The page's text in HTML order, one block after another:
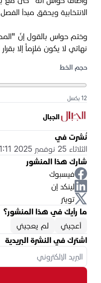
الانتخابية ويحقق مبدأ
وختم حواس بالقول إنّ
نهائي لا يكون مُلزِماً إلا
حجم الخط
12 بكسل
الجبال
نُشرت في
الثلاثاء 25 نوفمبر 2025 01:11 م
شارك هذا المنشور
فيسبوك
لينكد إن
تويتر
ما رأيك في هذا المنشور؟
أعجبني
لم يعجبني
اشترك في النشرة البريدية